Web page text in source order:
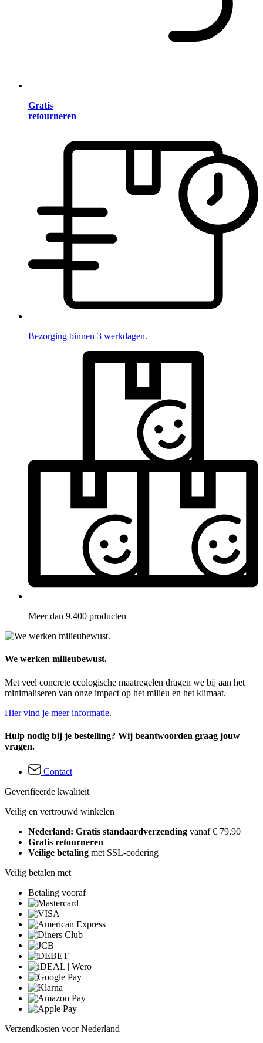
Gratis
retourneren
Bezorging binnen 3 werkdagen.
Meer dan 9.400 producten
We werken milieubewust.
Met veel concrete ecologische maatregelen dragen we bij aan het
minimaliseren van onze impact op het milieu en het klimaat.
Hier vind je meer informatie.
Hulp nodig bij je bestelling? Wij beantwoorden graag jouw
vragen.
Contact
Geverifieerde kwaliteit
Veilig en vertrouwd winkelen
Nederland: Gratis standaardverzending vanaf € 79,90
Gratis retourneren
Veilige betaling met SSL-codering
Veilig betalen met
Betaling vooraf
Verzendkosten voor Nederland